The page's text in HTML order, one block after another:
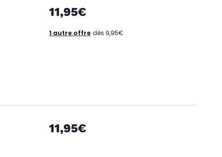
11,95€
1 autre offre dès 9,95€
11,95€